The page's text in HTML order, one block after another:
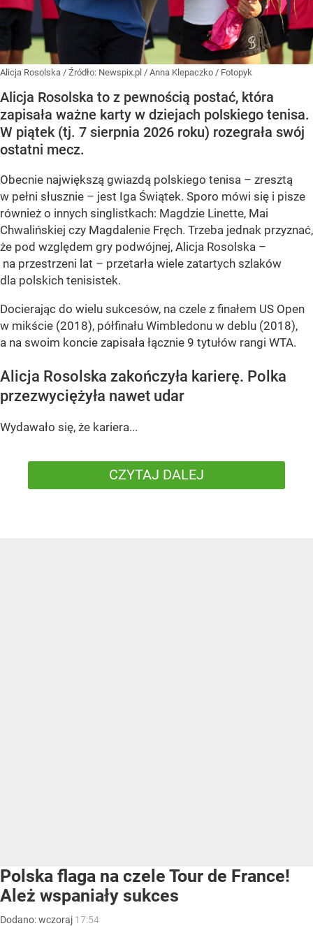
Alicja Rosolska / Źródło: Newspix.pl / Anna Klepaczko / Fotopyk
Alicja Rosolska to z pewnością postać, która
zapisała ważne karty w dziejach polskiego tenisa.
W piątek (tj. 7 sierpnia 2026 roku) rozegrała swój
ostatni mecz.
Obecnie największą gwiazdą polskiego tenisa – zresztą
w pełni słusznie – jest Iga Świątek. Sporo mówi się i pisze
również o innych singlistkach: Magdzie Linette, Mai
Chwalińskiej czy Magdalenie Fręch. Trzeba jednak przyznać,
że pod względem gry podwójnej, Alicja Rosolska –
na przestrzeni lat – przetarła wiele zatartych szlaków
dla polskich tenisistek.
Docierając do wielu sukcesów, na czele z finałem US Open
w mikście (2018), półfinału Wimbledonu w deblu (2018),
a na swoim koncie zapisała łącznie 9 tytułów rangi WTA.
Alicja Rosolska zakończyła karierę. Polka
przezwyciężyła nawet udar
Wydawało się, że kariera...
CZYTAJ DALEJ
Polska flaga na czele Tour de France!
Ależ wspaniały sukces
Dodano:wczoraj 17:54